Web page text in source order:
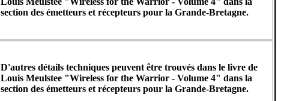
section des émetteurs et récepteurs pour la Grande-Bretagne.
D'autres détails techniques peuvent être trouvés dans le livre de
Louis Meulstee "Wireless for the Warrior - Volume 4" dans la
section des émetteurs et récepteurs pour la Grande-Bretagne.